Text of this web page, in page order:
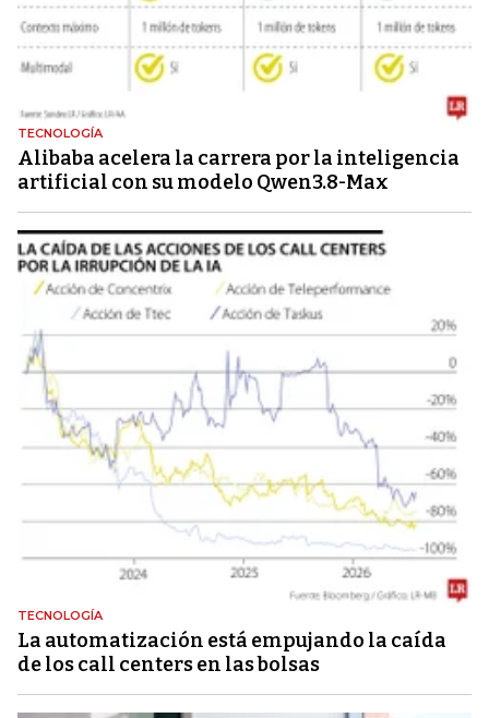
TECNOLOGÍA
Alibaba acelera la carrera por la inteligencia
artificial con su modelo Qwen3.8-Max
TECNOLOGÍA
La automatización está empujando la caída
de los call centers en las bolsas